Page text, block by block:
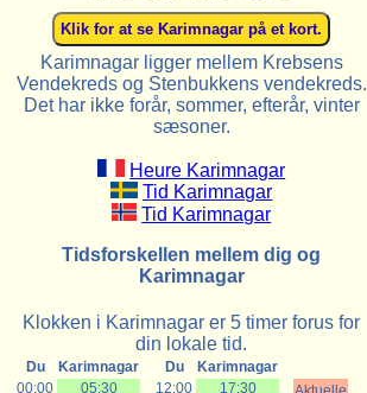
Karimnagar ligger mellem Krebsens
Vendekreds og Stenbukkens vendekreds.
Det har ikke forår, sommer, efterår, vinter
sæsoner.
Heure Karimnagar
Tid Karimnagar
Tid Karimnagar
Tidsforskellen mellem dig og
Karimnagar
Klokken i Karimnagar er 5 timer forus for
din lokale tid.
Du Karimnagar Du
Karimnagar
00:00
05:30 12:00 17:30